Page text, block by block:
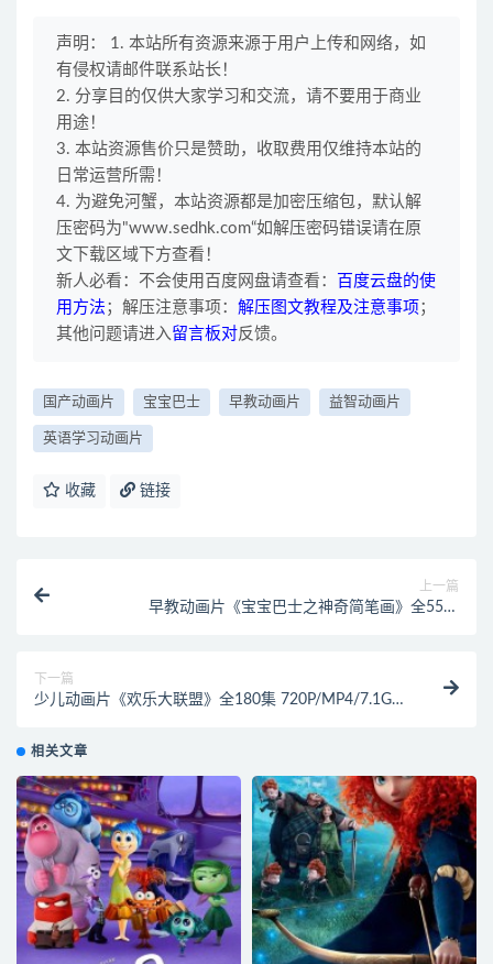
声明： 1. 本站所有资源来源于用户上传和网络，如
有侵权请邮件联系站长！
2. 分享目的仅供大家学习和交流，请不要用于商业
用途！
3. 本站资源售价只是赞助，收取费用仅维持本站的
日常运营所需！
4. 为避免河蟹，本站资源都是加密压缩包，默认解
压密码为"www.sedhk.com“如解压密码错误请在原
文下载区域下方查看！
新人必看：不会使用百度网盘请查看：
百度云盘的使
用方法 ；解压注意事项： 解压图文教程及注意事项 ；
其他问题请进入 留言板对反馈。
国产动画片 宝宝巴士 早教动画片 益智动画片
英语学习动画片
收藏 链接
上一篇
早教动画片《宝宝巴士之神奇简笔画》全55集
下一篇
少儿动画片《欢乐大联盟》全180集 720P/MP4/7.1G
相关文章